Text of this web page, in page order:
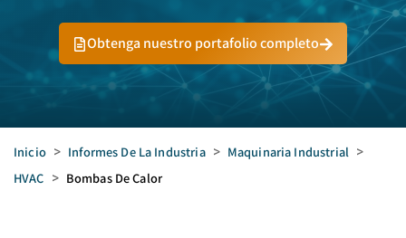
Obtenga nuestro portafolio completo
Inicio > Informes De La Industria > Maquinaria Industrial >
HVAC > Bombas De Calor